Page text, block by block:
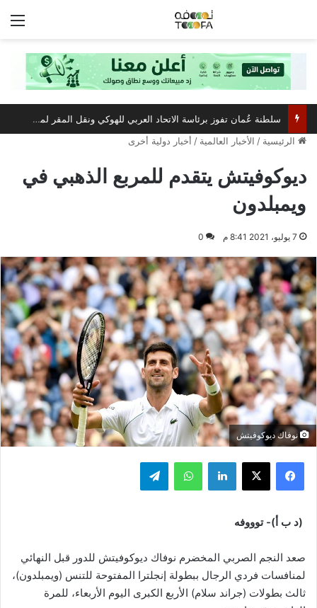
سلطنة عُمان تفوز برئاسة الاتحاد العربي للهوكي ونقل المقر لمسقط
الرئيسية / الأخبار العالمية / أخبار دولية أخرى
ديوكوفيتش يتقدم للمربع الذهبي في
ويمبلدون
7 يوليو، 2021 8:41 م 0
نوفاك ديوكوفيتش
فيسبوك ‫X لينكدإن واتساب تيلقرام
(د ب أ)- توووفه
صعد النجم الصربي المخضرم نوفاك ديوكوفيتش للدور قبل النهائي
لمنافسات فردي الرجال ببطولة إنجلترا المفتوحة للتنس (ويمبلدون)،
ثالث بطولات (جراند سلام) الأربع الكبرى اليوم الأربعاء، للمرة